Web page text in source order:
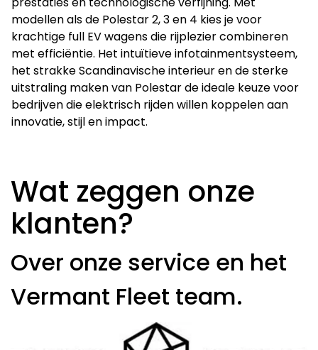
modellen als de Polestar 2, 3 en 4 kies je voor
krachtige full EV wagens die rijplezier combineren
met efficiëntie. Het intuïtieve infotainmentsysteem,
het strakke Scandinavische interieur en de sterke
uitstraling maken van Polestar de ideale keuze voor
bedrijven die elektrisch rijden willen koppelen aan
innovatie, stijl en impact.
Wat zeggen onze
klanten?
Over onze service en het
Vermant Fleet team.